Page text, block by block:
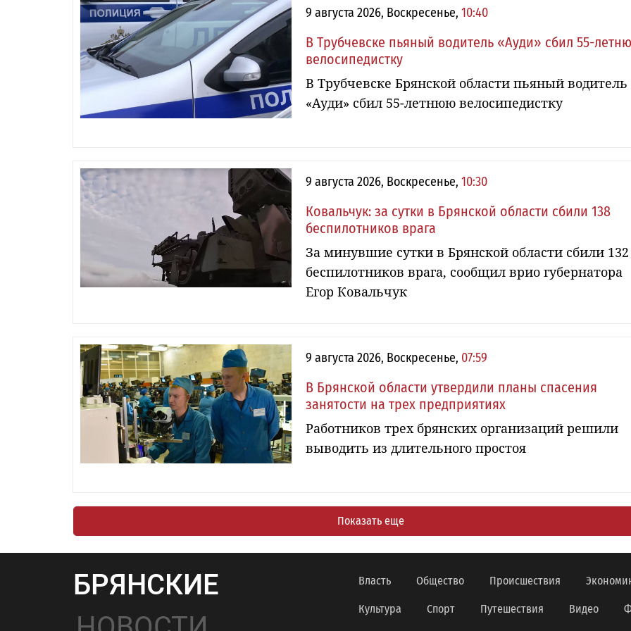
9 августа 2026, Воскресенье, 10:40
В Трубчевске пьяный водитель «Ауди» сбил 55-
велосипедистку
В Трубчевске Брянской области пьяный водитель
«Ауди» сбил 55-летнюю велосипедистку
9 августа 2026, Воскресенье, 10:30
Ковальчук: за сутки в Брянской области сбили 138
беспилотников врага
За минувшие сутки в Брянской области сбили 132
беспилотников врага, сообщил врио губернатора
Егор Ковальчук
9 августа 2026, Воскресенье, 07:59
В Брянской области утвердили планы спасения
занятости на трех предприятиях
Работников трех брянских организаций решили
выводить из длительного простоя
Показать еще
БРЯНСКИЕ
Власть Общество Происшествия
Культура Спорт Путешествия Видео